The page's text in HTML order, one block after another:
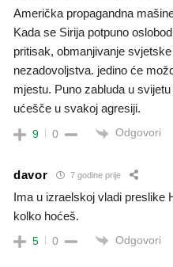
Američka propagandna
Kada se Sirija potpuno
pritisak, obmanjivanje
nezadovoljstva. jedino će
mjestu. Puno zabluda u
ućešče u svakoj agresiji.
9 0 Odgovori
davor 7 godine prije
Ima u izraelskoj vladi preslike
kolko hoćeš.
5 0 Odgovori